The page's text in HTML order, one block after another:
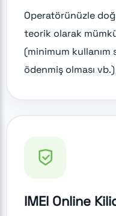
Operatörünüzle
teorik olarak
(minimum
ödenmiş olması vb.)
IMEI Online